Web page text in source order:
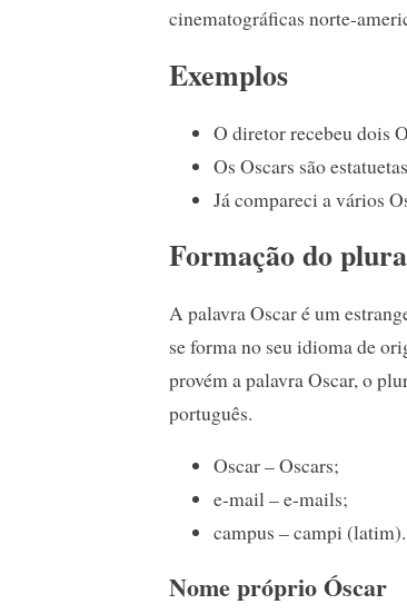
cinematográficas norte-
Exemplos
O diretor recebeu dois
Os Oscars são
Já compareci a vários
Formação do
A palavra Oscar é um
se forma no seu idioma de
provém a palavra Oscar, o
português.
Oscar – Oscars;
e-mail – e-mails;
campus – campi (latim).
Nome próprio Óscar